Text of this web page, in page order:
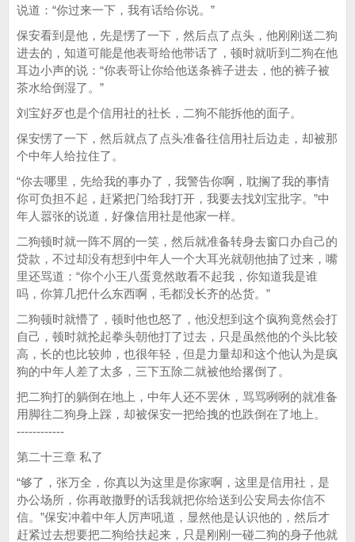
说道：“你过来一下，我有话给你说。”
保安看到是他，先是愣了一下，然后点了点头，他刚刚送二狗
进去的，知道可能是他表哥给他带话了，顿时就听到二狗在他
耳边小声的说：“你表哥让你给他送条裤子进去，他的裤子被
茶水给倒湿了。”
刘宝好歹也是个信用社的社长，二狗不能拆他的面子。
保安愣了一下，然后就点了点头准备往信用社后边走，却被那
个中年人给拉住了。
“你去哪里，先给我的事办了，我警告你啊，耽搁了我的事情
你可负担不起，赶紧把门给我打开，我要去找刘宝批字。”中
年人嚣张的说道，好像信用社是他家一样。
二狗顿时就一阵不屑的一笑，然后就准备转身去窗口办自己的
贷款，不过却没有想到中年人一个大耳光就朝他抽了过来，嘴
里还骂道：“你个小王八蛋竟然敢看不起我，你知道我是谁
吗，你算几把什么东西啊，毛都没长齐的怂货。”
二狗顿时就懵了，顿时他也怒了，他没想到这个疯狗竟然会打
自己，顿时就抡起拳头朝他打了过去，只是虽然他的个头比较
高，长的也比较帅，也很年轻，但是力量却和这个他认为是疯
狗的中年人差了太多，三下五除二就被他给撂倒了。
把二狗打的躺倒在地上，中年人还不罢休，骂骂咧咧的就准备
用脚往二狗身上踩，却被保安一把给拽的也跌倒在了地上。
------------
第二十三章 私了
“够了，张万全，你真以为这里是你家啊，这里是信用社，是
办公场所，你再敢撒野的话我就把你给送到公安局去你信不
信。”保安冲着中年人厉声吼道，显然他是认识他的，然后才
赶紧过去想要把二狗给扶起来，只是刚刚一碰二狗的身子他就